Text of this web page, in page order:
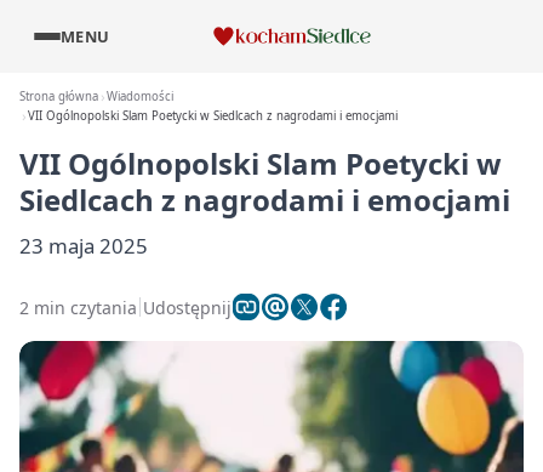
MENU
Strona główna Wiadomości
VII Ogólnopolski Slam Poetycki w Siedlcach z nagrodami i emocjami
VII Ogólnopolski Slam Poetycki w
Siedlcach z nagrodami i emocjami
23 maja 2025
2 min czytania Udostępnij